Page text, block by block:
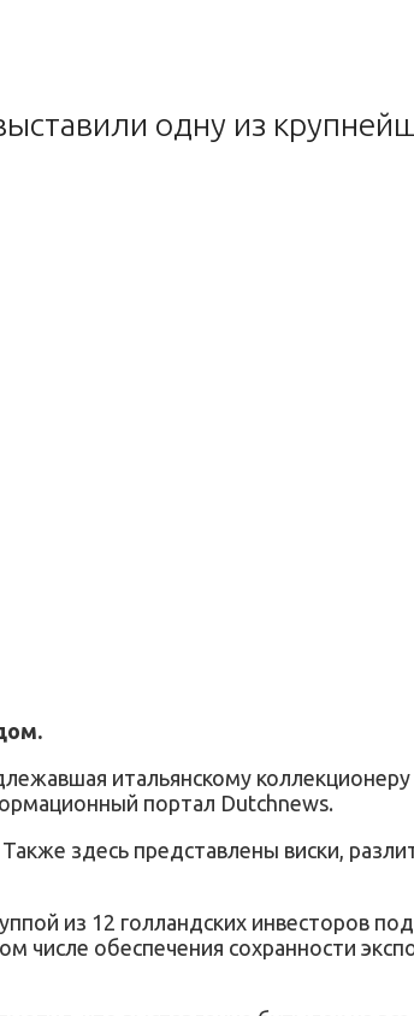
одну из
итальянскому
портал Dutchnews.
здесь представлены виски,
из 12 голландских инвесторов
числе обеспечения сохранности